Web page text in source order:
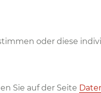
kW
oder diese
Sie auf der Seite